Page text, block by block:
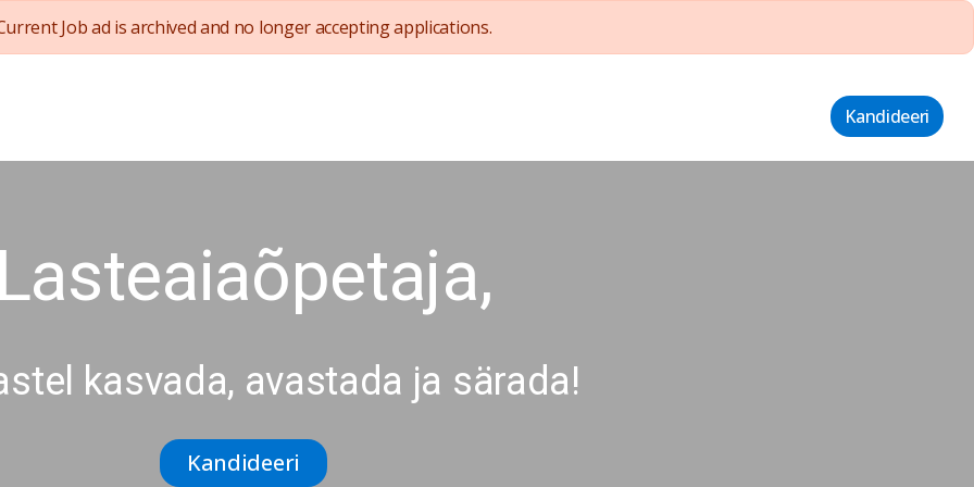
Job ad is archived and no longer accepting applications.
Kandideeri
kasvada, avastada ja särada!
Kandideeri